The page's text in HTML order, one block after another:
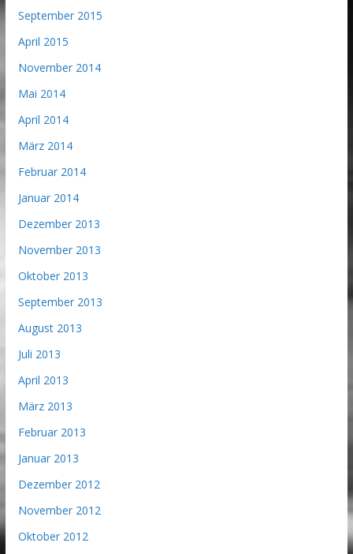
September 2015
April 2015
November 2014
Mai 2014
April 2014
März 2014
Februar 2014
Januar 2014
Dezember 2013
November 2013
Oktober 2013
September 2013
August 2013
Juli 2013
April 2013
März 2013
Februar 2013
Januar 2013
Dezember 2012
November 2012
Oktober 2012